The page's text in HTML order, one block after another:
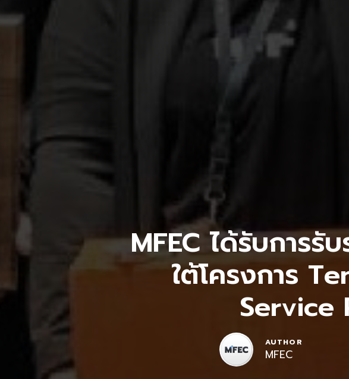
MFEC ได้รับการรั
ใต้โครงการ
Service
AUTHOR
MFEC